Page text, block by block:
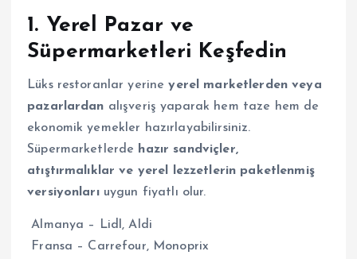
1. Yerel Pazar ve
Süpermarketleri Keşfedin
Lüks restoranlar yerineyerel marketlerden veya
pazarlardan alışveriş yaparak hem taze hem de
ekonomik yemekler hazırlayabilirsiniz.
Süpermarketlerde hazır sandviçler,
atıştırmalıklar ve yerel lezzetlerin paketlenmiş
versiyonlarıuygun fiyatlı olur.
Almanya – Lidl, Aldi
Fransa – Carrefour, Monoprix